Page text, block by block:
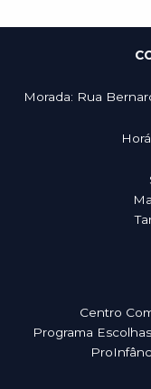
Morada: Rua
Centro
Programa